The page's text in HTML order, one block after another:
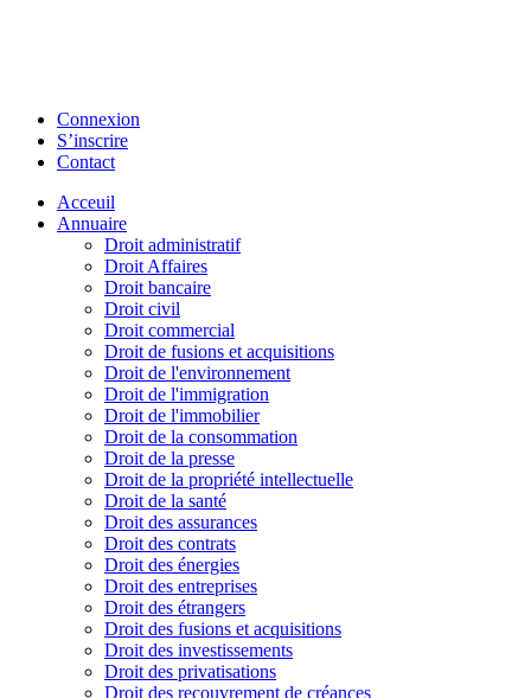
Connexion
S’inscrire
Contact
Acceuil
Annuaire
Droit administratif
Droit Affaires
Droit bancaire
Droit civil
Droit commercial
Droit de fusions et acquisitions
Droit de l'environnement
Droit de l'immigration
Droit de l'immobilier
Droit de la consommation
Droit de la presse
Droit de la propriété intellectuelle
Droit de la santé
Droit des assurances
Droit des contrats
Droit des énergies
Droit des entreprises
Droit des étrangers
Droit des fusions et acquisitions
Droit des investissements
Droit des privatisations
Droit des recouvrement de créances